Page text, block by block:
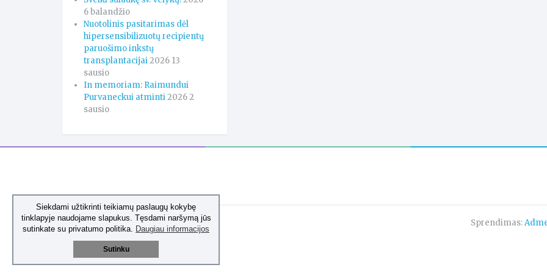
Siekdami užtikrinti teikiamų paslaugų kokybę
tinklapyje naudojame slapukus. Tęsdami naršymą jūs
sutinkate su privatumo politika. Daugiau informacijos
Sutinku
6 balandžio
Nuotolinis pasitarimas dėl
hipersensibilizuotų recipientų
paruošimo inkstų
transplantacijai2026 13
sausio
In memoriam: Raimundui
Purvaneckui atminti2026 2
sausio
Sprendimas: